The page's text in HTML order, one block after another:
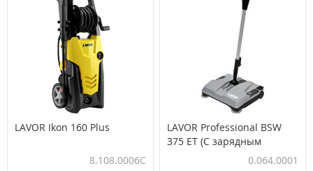
LAVOR Ikon 160 Plus
8.108.0006C
LAVOR Professional BSW
375 ET (С зарядным
устройством и АКБ)0.064.0001